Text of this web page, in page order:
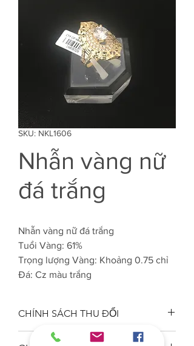
SKU: NKL1606
Nhẫn vàng nữ
đá trắng
Nhẫn vàng nữ đá trắng
Tuổi Vàng: 61%
Trọng lượng Vàng: Khoảng 0.75 chỉ
Đá: Cz màu trắng
CHÍNH SÁCH THU ĐỔI
Công ty VJC 610 đảm bảo chất